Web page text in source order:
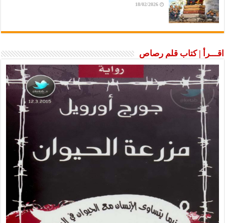
18/02/2026
اقـــرأ | كتاب قلم رصاص